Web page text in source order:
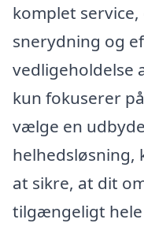
komplet
snerydning og
vedligeholdelse
kun fokuserer
vælge en
helhedsløsning,
at sikre, at dit
tilgængeligt